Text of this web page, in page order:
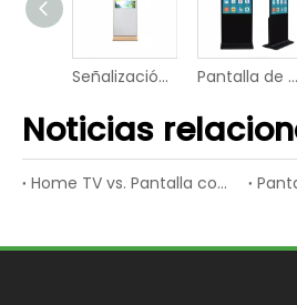
Señalización comercial de la pantalla LED del panel digital HD del hotel Pantalla de publicidad con pantalla digital de vídeo LED 4K de la escuela
Noticias
Home TV vs. Pantalla comercial LCD